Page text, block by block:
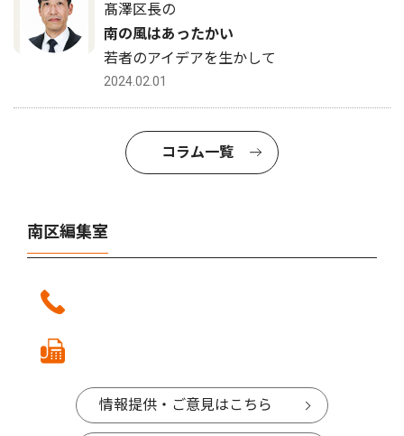
髙澤区長の
南の風はあったかい
若者のアイデアを生かして
2024.02.01
コラム一覧
南区編集室
情報提供・ご意見はこちら